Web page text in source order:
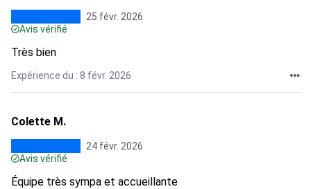
25 févr. 2026
Avis vérifié
Très bien
Expérience du : 8 févr. 2026
Colette M.
24 févr. 2026
Avis vérifié
Équipe très sympa et accueillante